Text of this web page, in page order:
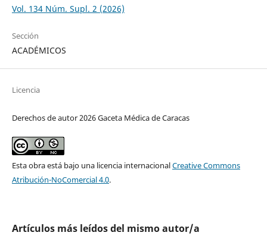
Vol. 134 Núm. Supl. 2 (2026)
Sección
ACADÉMICOS
Licencia
Derechos de autor 2026 Gaceta Médica de Caracas
Esta obra está bajo una licencia internacionalCreative Commons
Atribución-NoComercial 4.0.
Artículos más leídos del mismo autor/a